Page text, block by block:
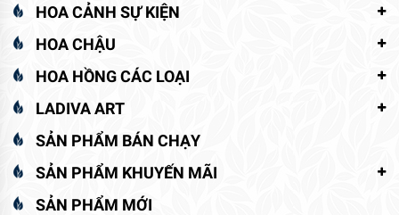
HOA CẢNH SỰ KIỆN
HOA CHẬU
HOA HỒNG CÁC LOẠI
LADIVA ART
SẢN PHẨM BÁN CHẠY
SẢN PHẨM KHUYẾN MÃI
SẢN PHẨM MỚI